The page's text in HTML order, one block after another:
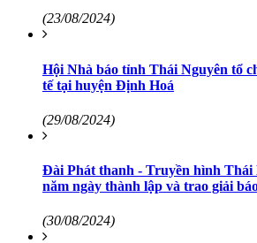
(23/08/2024)
Hội Nhà báo tỉnh Thái Nguyên tổ
tế tại huyện Định Hoá
(29/08/2024)
Đài Phát thanh - Truyền hình Thái
năm ngày thành lập và trao giải
(30/08/2024)